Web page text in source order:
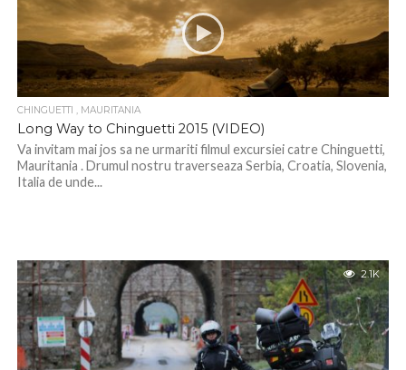
CHINGUETTI , MAURITANIA
Long Way to Chinguetti 2015 (VIDEO)
Va invitam mai jos sa ne urmariti filmul excursiei catre Chinguetti,
Mauritania . Drumul nostru traverseaza Serbia, Croatia, Slovenia,
Italia de unde...
2.1K